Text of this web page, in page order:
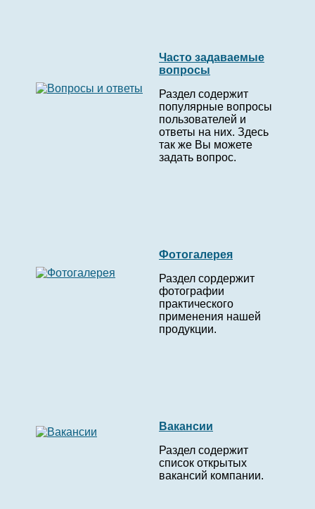
Часто задаваемые
вопросы
Раздел содержит
популярные вопросы
пользователей и
ответы на них. Здесь
так же Вы можете
задать вопрос.
Фотогалерея
Раздел сордержит
фотографии
практического
применения нашей
продукции.
Вакансии
Раздел содержит
список открытых
вакансий компании.